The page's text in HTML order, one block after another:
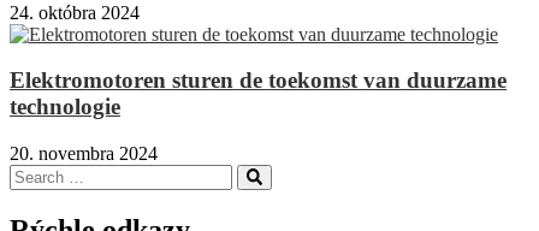
24. októbra 2024
Elektromotoren sturen de toekomst van duurzame
technologie
20. novembra 2024
Search
for:
Search